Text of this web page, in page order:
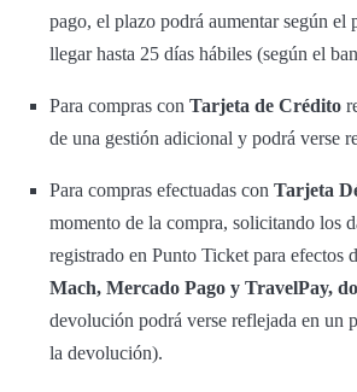
pago, el plazo podrá aumentar según el
llegar hasta 25 días hábiles (según el
Para compras con Tarjeta de Crédito
de una gestión adicional y podrá verse
Para compras efectuadas con Tarjeta
momento de la compra, solicitando los
registrado en Punto Ticket para efectos
Mach, Mercado Pago y TravelPay,
devolución podrá verse reflejada en un
la devolución).